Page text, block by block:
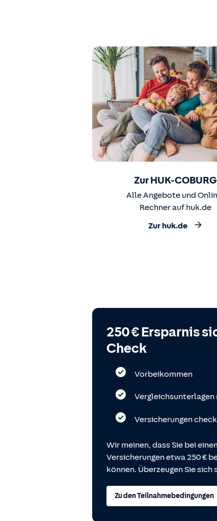
Zur HUK-COBURG
Alle Angebote und
Rechner auf huk.de
Zur huk.de
250 € Ersparnis
Check
Vorbeikommen
Vergleichsunterlagen
Versicherungen
Wir meinen, dass Sie bei
Versicherungen etwa 250 €
können. Überzeugen Sie sich
Zu den Teilnahmebedingungen